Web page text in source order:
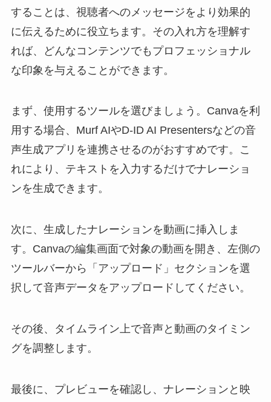
することは、視聴者へのメッセージをより効果的
に伝えるために役立ちます。その入れ方を理解す
れば、どんなコンテンツでもプロフェッショナル
な印象を与えることができます。
まず、使用するツールを選びましょう。Canvaを利
用する場合、Murf AIやD-ID AI Presentersなどの音
声生成アプリを連携させるのがおすすめです。こ
れにより、テキストを入力するだけでナレーショ
ンを生成できます。
次に、生成したナレーションを動画に挿入しま
す。Canvaの編集画面で対象の動画を開き、左側の
ツールバーから「アップロード」セクションを選
択して音声データをアップロードしてください。
その後、タイムライン上で音声と動画のタイミン
グを調整します。
最後に、プレビューを確認し、ナレーションと映